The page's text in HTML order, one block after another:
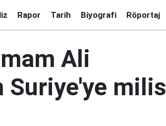
Rapor Tarih Biyografi Röportaj
Ali
Suriye'ye milis